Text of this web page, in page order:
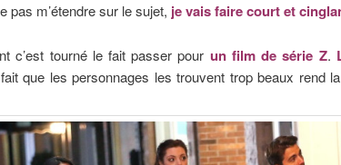
pas m’étendre sur le sujet, je vais faire court et
c’est tourné le fait passer pour un film de série Z.
que les personnages les trouvent trop beaux rend